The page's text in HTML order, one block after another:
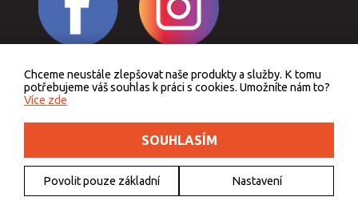
Odstoupit od smlouvy
Podle zákona o evidenci tržeb je prodávající povinen vystavit kupujícímu účtenku.
Zároveň je povinen zaevidovat přijatou tržbu u správce daně online, v případě
technického výpadku pak nejpozději do 48 hodin.
© 2011 - 2026 Outdoorkids.cz, webdesignDriveNet s.r.o., icons
Chceme neustále zlepšovat naše produkty a služby. K tomu
potřebujeme váš souhlas k práci s cookies. Umožníte nám to?
Více zde
SOUHLASÍM
Povolit pouze základní Nastavení